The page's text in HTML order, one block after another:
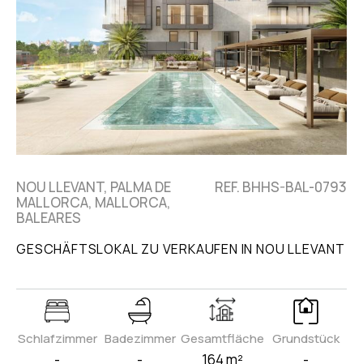
NOU LLEVANT, PALMA DE
MALLORCA, MALLORCA,
BALEARES
REF. BHHS-BAL-0793
GESCHÄFTSLOKAL ZU VERKAUFEN IN NOU LLEVANT
Schlafzimmer
-
Badezimmer
-
Gesamtfläche
164 m²
Grundstück
-